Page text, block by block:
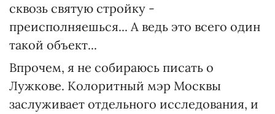
сквозь святую стройку -
преисполняешься... А ведь это всего один
такой объект...
Впрочем, я не собираюсь писать о
Лужкове. Колоритный мэр Москвы
заслуживает отдельного исследования, и